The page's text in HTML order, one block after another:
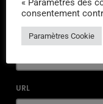
EMAIL*
URL
« Paramètres des
consentement
Paramètres Cookie